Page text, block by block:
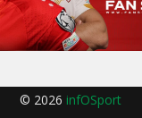
© 2026 infOSport